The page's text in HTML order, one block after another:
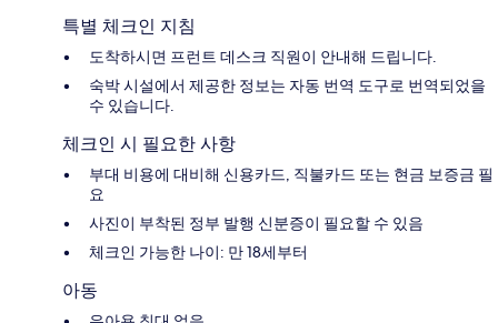
특별 체크인 지침
도착하시면 프런트 데스크 직원이 안내해 드립니다.
숙박 시설에서 제공한 정보는 자동 번역 도구로 번역되었을
수 있습니다.
체크인 시 필요한 사항
부대 비용에 대비해 신용카드, 직불카드 또는 현금 보증금 필
요
사진이 부착된 정부 발행 신분증이 필요할 수 있음
체크인 가능한 나이: 만 18세부터
아동